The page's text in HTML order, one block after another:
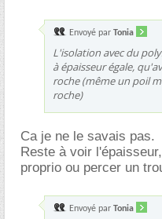
Envoyé par Tonia
L'isolation avec du
à épaisseur égale,
roche (même un poil
roche)
Ca je ne le savais pas.
Reste à voir
proprio ou percer un
Envoyé par Tonia